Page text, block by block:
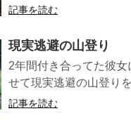
記事を読む
現実逃避の山登り
2年間付き合ってた彼
せて現実逃避の山登り
記事を読む